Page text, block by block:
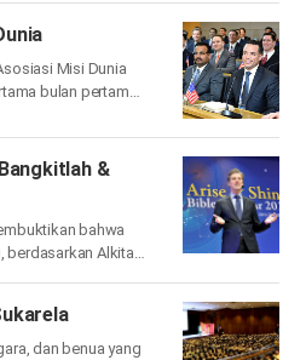
Misi Dunia
bulan pertama
&
bahwa
berdasarkan Alkitab
dan benua yang